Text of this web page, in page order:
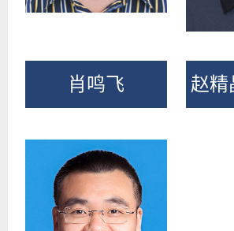
肖鸣飞 赵精